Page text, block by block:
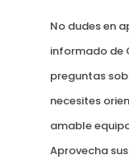
No dudes en
informado de
preguntas
necesites
amable
Aprovecha